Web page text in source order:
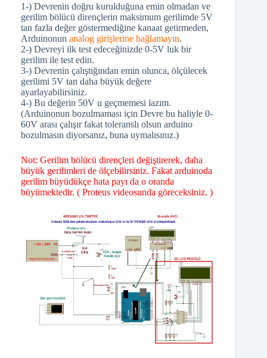
1-) Devrenin doğru kurulduğuna emin olmadan ve
gerilim bölücü dirençlerin maksimum gerilimde 5V
tan fazla değer göstermediğine kanaat getirmeden,
Arduinonun analog girişlerine bağlamayın.
2-) Devreyi ilk test edeceğinizde 0-5V luk bir
gerilim ile test edin.
3-) Devrenin çalıştığından emin olunca, ölçülecek
gerilimi 5V tan daha büyük değere
ayarlayabilirsiniz.
4-) Bu değerin 50V u geçmemesi lazım.
(Arduinonun bozulmaması için Devre bu haliyle 0-
60V arası çalışır fakat toleranslı olsun arduino
bozulmasın diyorsanız, buna uymalısınız.)
Not: Gerilim bölücü dirençleri değiştirerek, daha
büyük gerilimleri de ölçebilirsiniz. Fakat arduinoda
gerilim büyüdükçe hata payı da o oranda
büyümektedir. ( Proteus videosunda göreceksiniz. )